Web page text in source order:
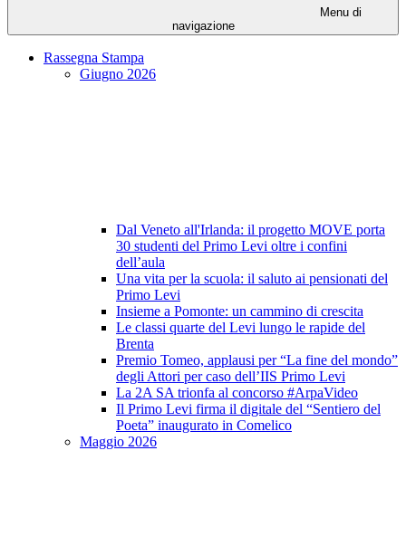
Menu di
navigazione
Rassegna Stampa
Giugno 2026
Dal Veneto all'Irlanda: il progetto MOVE porta
30 studenti del Primo Levi oltre i confini
dell’aula
Una vita per la scuola: il saluto ai pensionati del
Primo Levi
Insieme a Pomonte: un cammino di crescita
Le classi quarte del Levi lungo le rapide del
Brenta
Premio Tomeo, applausi per “La fine del mondo”
degli Attori per caso dell’IIS Primo Levi
La 2A SA trionfa al concorso #ArpaVideo
Il Primo Levi firma il digitale del “Sentiero del
Poeta” inaugurato in Comelico
Maggio 2026